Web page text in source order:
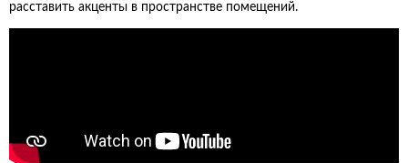
расставить акценты в пространстве помещений.